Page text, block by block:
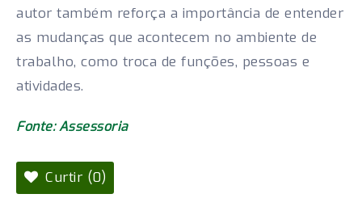
autor também reforça a importância de entender
as mudanças que acontecem no ambiente de
trabalho, como troca de funções, pessoas e
atividades.
Fonte: Assessoria
Curtir (0)